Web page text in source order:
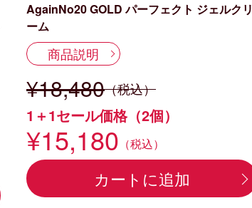
AgainNo20 GOLD パーフェクト ジェルクリ
ーム
商品説明
¥18,480（税込）
1＋1セール価格（2個）
¥15,180 （税込）
カートに追加